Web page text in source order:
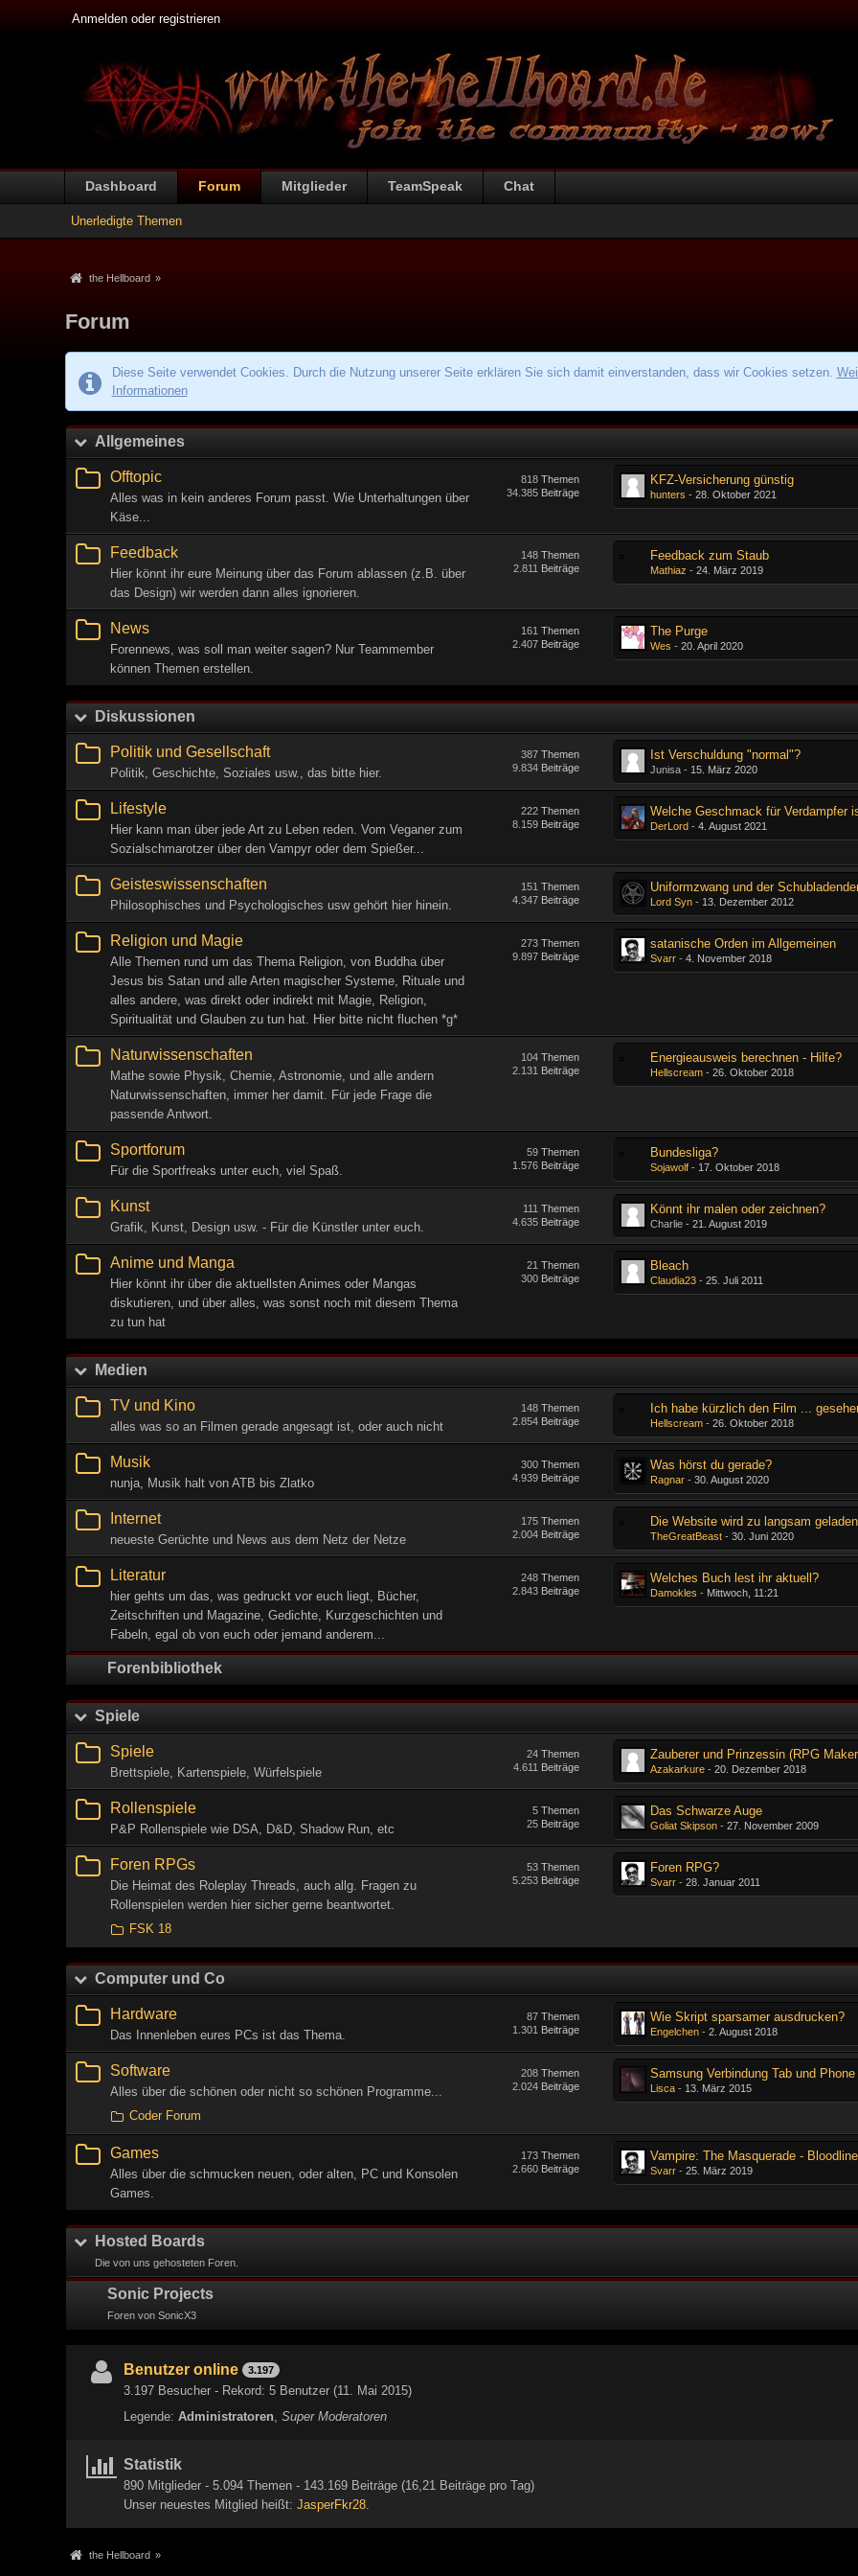
Anmelden oder registrieren
Dashboard Forum Mitglieder TeamSpeak Chat
Unerledigte Themen
the Hellboard »
Forum
Diese Seite verwendet Cookies. Durch die Nutzung unserer Seite erklären Sie sich damit einverstanden, dass wir Cookies setzen.
Informationen
Allgemeines
Offtopic
Alles was in kein anderes Forum passt. Wie Unterhaltungen über
Käse...
Themen
818
Beiträge
34.385
KFZ-Versicherung günstig
hunters -28. Oktober 2021
Feedback
Hier könnt ihr eure Meinung über das Forum ablassen (z.B. über
das Design) wir werden dann alles ignorieren.
Themen
148
Beiträge
2.811
Feedback zum Staub
Mathiaz -24. März 2019
News
Forennews, was soll man weiter sagen? Nur Teammember
können Themen erstellen.
Themen
161
Beiträge
2.407
The Purge
Wes -20. April 2020
Diskussionen
Politik und Gesellschaft
Politik, Geschichte, Soziales usw., das bitte hier.
Themen
387
Beiträge
9.834
Ist Verschuldung "normal"?
Junisa - 15. März 2020
Lifestyle
Hier kann man über jede Art zu Leben reden. Vom Veganer zum
Sozialschmarotzer über den Vampyr oder dem Spießer...
Themen
222
Beiträge
8.159 DerLord -4. August 2021
Geisteswissenschaften
Philosophisches und Psychologisches usw gehört hier hinein.
Themen
151
Beiträge
4.347
Uniformzwang und der
Lord Syn - 13. Dezember 2012
Religion und Magie
Alle Themen rund um das Thema Religion, von Buddha über
Jesus bis Satan und alle Arten magischer Systeme, Rituale und
alles andere, was direkt oder indirekt mit Magie, Religion,
Spiritualität und Glauben zu tun hat. Hier bitte nicht fluchen *g*
Themen
273
Beiträge
9.897
satanische Orden im Allgemeinen
Svarr -4. November 2018
Naturwissenschaften
Mathe sowie Physik, Chemie, Astronomie, und alle andern
Naturwissenschaften, immer her damit. Für jede Frage die
passende Antwort.
Themen
104
Beiträge
2.131
Energieausweis berechnen - Hilfe?
Hellscream -26. Oktober 2018
Sportforum
Für die Sportfreaks unter euch, viel Spaß.
Themen
59
Beiträge
1.576
Bundesliga?
Sojawolf - 17. Oktober 2018
Kunst
Grafik, Kunst, Design usw. - Für die Künstler unter euch.
Themen
111
Beiträge
4.635
Könnt ihr malen oder zeichnen?
Charlie -21. August 2019
Anime und Manga
Hier könnt ihr über die aktuellsten Animes oder Mangas
diskutieren, und über alles, was sonst noch mit diesem Thema
zu tun hat
Themen
21
Beiträge
300
Bleach
Claudia23 -25. Juli 2011
Medien
TV und Kino
alles was so an Filmen gerade angesagt ist, oder auch nicht
Themen
148
Beiträge
2.854
Ich habe kürzlich den Film ...
Hellscream -26. Oktober 2018
Musik
nunja, Musik halt von ATB bis Zlatko
Themen
300
Beiträge
4.939
Was hörst du gerade?
Ragnar -30. August 2020
Internet
neueste Gerüchte und News aus dem Netz der Netze
Themen
175
Beiträge
2.004
Die Website wird zu langsam geladen
TheGreatBeast -30. Juni 2020
Literatur
hier gehts um das, was gedruckt vor euch liegt, Bücher,
Zeitschriften und Magazine, Gedichte, Kurzgeschichten und
Fabeln, egal ob von euch oder jemand anderem...
Themen
248
Beiträge
2.843
Welches Buch lest ihr aktuell?
Damokles - Mittwoch, 11:21
Forenbibliothek
Spiele
Spiele
Brettspiele, Kartenspiele, Würfelspiele
Themen
24
Beiträge
4.611 Azakarkure -20. Dezember 2018
Rollenspiele
P&P Rollenspiele wie DSA, D&D, Shadow Run, etc
Themen
5
Beiträge
25
Das Schwarze Auge
Goliat Skipson -27. November 2009
Foren RPGs
Die Heimat des Roleplay Threads, auch allg. Fragen zu
Rollenspielen werden hier sicher gerne beantwortet.
Themen
53
Beiträge
5.253
Foren RPG?
Svarr -28. Januar 2011
FSK 18
Computer und Co
Hardware
Das Innenleben eures PCs ist das Thema.
Themen
87
Beiträge
1.301
Wie Skript sparsamer ausdrucken?
Engelchen -2. August 2018
Software
Alles über die schönen oder nicht so schönen Programme...
Themen
208
Beiträge
2.024
Samsung Verbindung Tab und Phone
Lisca - 13. März 2015
Coder Forum
Games
Alles über die schmucken neuen, oder alten, PC und Konsolen
Games.
Themen
173
Beiträge
2.660
Vampire: The Masquerade -
Svarr -25. März 2019
Hosted Boards
Die von uns gehosteten Foren.
Sonic Projects
Foren von SonicX3
Benutzer online 3.197
3.197 Besucher - Rekord: 5 Benutzer (11. Mai 2015)
Legende: Administratoren Super Moderatoren
Statistik
890 Mitglieder - 5.094 Themen - 143.169 Beiträge (16,21 Beiträge pro Tag)
Unser neuestes Mitglied heißt: JasperFkr28.
the Hellboard »